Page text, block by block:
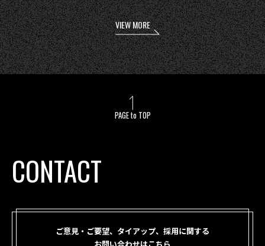
VIEW MORE
PAGE to TOP
CONTACT
ご意見・ご要望、タイアップ、採用に関する